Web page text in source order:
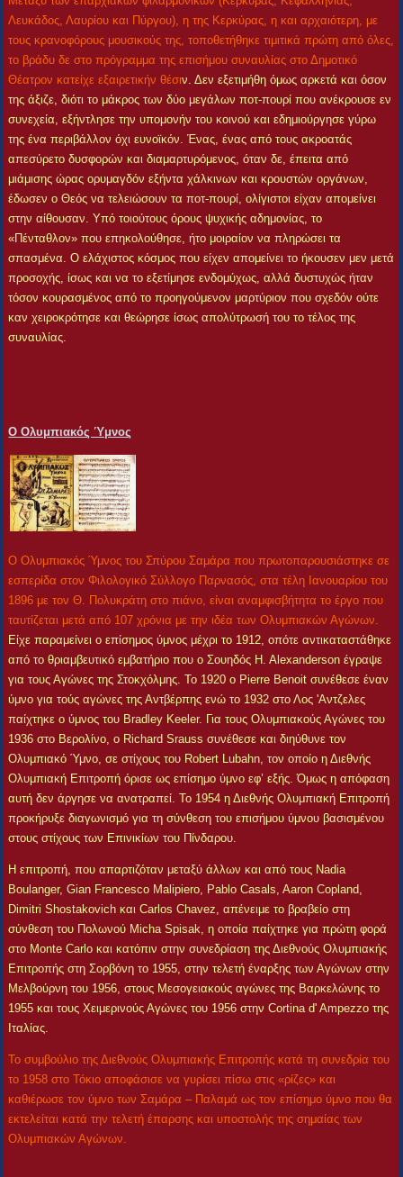
Λευκάδος, Λαυρίου και Πύργου), η της Κερκύρας, η και αρχαιότερη, με
τους κρανοφόρους μουσικούς της, τοποθετήθηκε τιμιτικά πρώτη από όλες,
το βράδυ δε στο πρόγραμμα της επισήμου συναυλίας στο Δημοτικό
Θέατρον κατείχε εξαιρετικήν θέσιν. Δεν εξετιμήθη όμως αρκετά και όσον
της άξιζε, διότι το μάκρος των δύο μεγάλων ποτ-πουρί που ανέκρουσε εν
συνεχεία, εξήντλησε την υπομονήν του κοινού και εδημιούργησε γύρω
της ένα περιβάλλον όχι ευνοϊκόν. Ένας, ένας από τους ακροατάς
απεσύρετο δυσφορών και διαμαρτυρόμενος, όταν δε, έπειτα από
μιάμισης ώρας ορυμαγδόν εξήντα χάλκινων και κρουστών οργάνων,
έδωσεν ο Θεός να τελειώσουν τα ποτ-πουρί, ολίγιστοι είχαν απομείνει
στην αίθουσαν. Υπό τοιούτους όρους ψυχικής αδημονίας, το
«Πένταθλον» που επηκολούθησε, ήτο μοιραίον να πληρώσει τα
σπασμένα. Ο ελάχιστος κόσμος που είχεν απομείνει το ήκουσεν μεν μετά
προσοχής, ίσως και να το εξετίμησε ενδομύχως, αλλά δυστυχώς ήταν
τόσον κουρασμένος από το προηγούμενον μαρτύριον που σχεδόν ούτε
καν χειροκρότησε και θεώρησε ίσως απολύτρωσή του το τέλος της
συναυλίας.
Ο Ολυμπιακός Ύμνος
Ο Ολυμπιακός Ύμνος του Σπύρου Σαμάρα που πρωτοπαρουσιάστηκε σε
εσπερίδα στον Φιλολογικό Σύλλογο Παρνασός, στα τέλη Ιανουαρίου του
1896 με τον Θ. Πολυκράτη στο πιάνο, είναι αναμφισβήτητα το έργο που
ταυτίζεται μετά από 107 χρόνια με την ιδέα των Ολυμπιακών Αγώνων.
Είχε παραμείνει ο επίσημος ύμνος μέχρι το 1912, οπότε αντικαταστάθηκε
από το θριαμβευτικό εμβατήριο που ο Σουηδός H. Alexanderson έγραψε
για τους Αγώνες της Στοκχόλμης. Το 1920 ο Pierre Benoit συνέθεσε έναν
ύμνο για τούς αγώνες της Αντβέρπης ενώ το 1932 στο Λος 'Αντζελες
παίχτηκε ο ύμνος του Bradley Keeler. Για τους Ολυμπιακούς Αγώνες του
1936 στο Βερολίνο, ο Richard Srauss συνέθεσε και διηύθυνε τον
Ολυμπιακό Ύμνο, σε στίχους του Robert Lubahn, τον οποίο η Διεθνής
Ολυμπιακή Επιτροπή όρισε ως επίσημο ύμνο εφ’ εξής. Όμως η απόφαση
αυτή δεν άργησε να ανατραπεί. Το 1954 η Διεθνής Ολυμπιακή Επιτροπή
προκήρυξε διαγωνισμό για τη σύνθεση του επισήμου ύμνου βασισμένου
στους στίχους των Επινικίων του Πίνδαρου.
Η επιτροπή, που απαρτιζόταν μεταξύ άλλων και από τους Nadia
Boulanger, Gian Francesco Malipiero, Pablο Casals, Aaron Copland,
Dimitri Shostakovich και Carlos Chavez, απένειμε το βραβείο στη
σύνθεση του Πολωνού Micha Spisak, η οποία παίχτηκε για πρώτη φορά
στο Monte Carlo και κατόπιν στην συνεδρίαση της Διεθνούς Ολυμπιακής
Επιτροπής στη Σορβόνη το 1955, στην τελετή έναρξης των Αγώνων στην
Μελβούρνη του 1956, στους Μεσογειακούς αγώνες της Βαρκελώνης το
1955 και τους Χειμερινούς Αγώνες του 1956 στην Cortina d' Ampezzo της
Ιταλίας.
Το συμβούλιο της Διεθνούς Ολυμπιακής Επιτροπής κατά τη συνεδρία του
το 1958 στο Τόκιο αποφάσισε να γυρίσει πίσω στις «ρίζες» και
καθιέρωσε τον ύμνο των Σαμάρα – Παλαμά ως τον επίσημο ύμνο που θα
εκτελείται κατά την τελετή έπαρσης και υποστολής της σημαίας των
Ολυμπιακών Αγώνων.